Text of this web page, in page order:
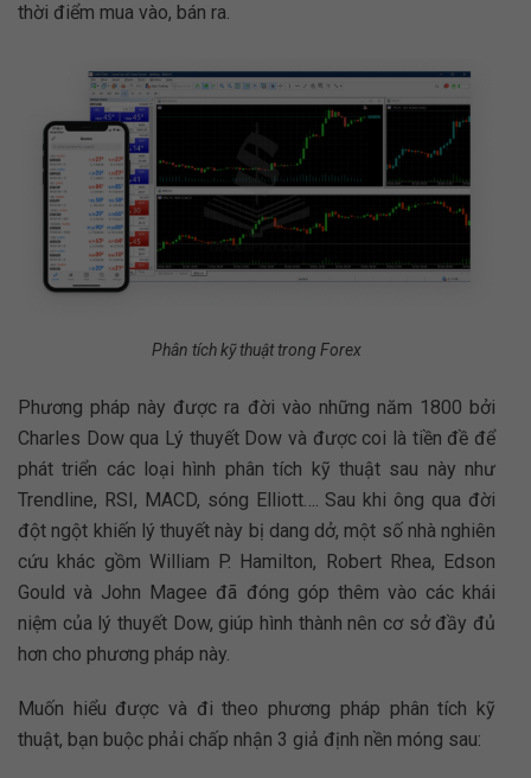
thời điểm mua vào, bán ra.
Phân tích kỹ thuật trong Forex
Phương pháp này được ra đời vào những năm 1800 bởi
Charles Dow qua Lý thuyết Dow và được coi là tiền đề để
phát triển các loại hình phân tích kỹ thuật sau này như
Trendline, RSI, MACD, sóng Elliott…. Sau khi ông qua đời
đột ngột khiến lý thuyết này bị dang dở, một số nhà nghiên
cứu khác gồm William P. Hamilton, Robert Rhea, Edson
Gould và John Magee đã đóng góp thêm vào các khái
niệm của lý thuyết Dow, giúp hình thành nên cơ sở đầy đủ
hơn cho phương pháp này.
Muốn hiểu được và đi theo phương pháp phân tích kỹ
thuật, bạn buộc phải chấp nhận 3 giả định nền móng sau: